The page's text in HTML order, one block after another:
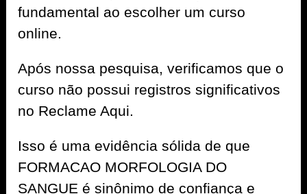
fundamental ao escolher um curso
online.
Após nossa pesquisa, verificamos que o
curso não possui registros significativos
no Reclame Aqui.
Isso é uma evidência sólida de que
FORMACAO MORFOLOGIA DO
SANGUE é sinônimo de confiança e